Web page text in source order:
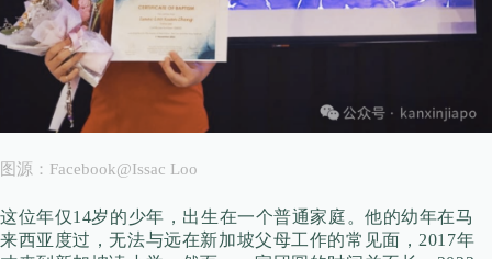
图源：Facebook@Issac Loo
这位年仅14岁的少年，出生在一个普通家庭。他的幼年在马
来西亚度过，无法与远在新加坡父母工作的常见面，2017年